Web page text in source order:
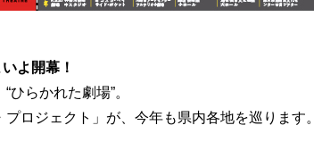
よ開幕！
らかれた劇場”。
ロジェクト」が、今年も県内各地を巡ります。